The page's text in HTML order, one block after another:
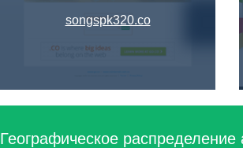
songspk320.co
Географическое